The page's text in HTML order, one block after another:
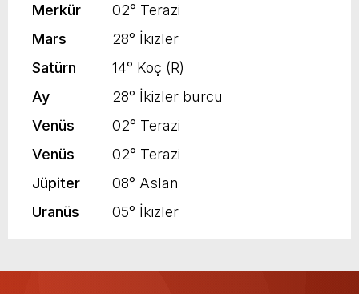
Merkür
02° Terazi
Mars
28° İkizler
Satürn
14° Koç (R)
Ay
28° İkizler burcu
Venüs
02° Terazi
Venüs
02° Terazi
Jüpiter
08° Aslan
Uranüs
05° İkizler